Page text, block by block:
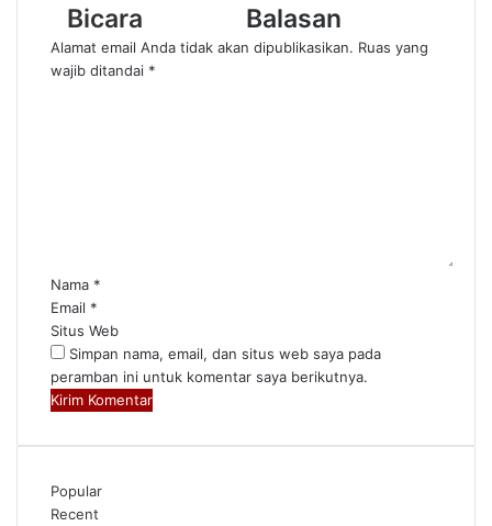
Bicara
Balasan
Alamat email Anda tidak akan dipublikasikan. Ruas yang
wajib ditandai *
*Nama *
Email *
Situs Web
Simpan nama, email, dan situs web saya pada
peramban ini untuk komentar saya berikutnya.
Popular
Recent